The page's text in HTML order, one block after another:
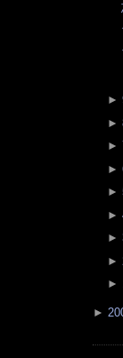
►
►
►
►
►
►
►
►
►
►